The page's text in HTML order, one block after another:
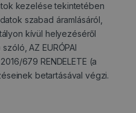
kezelése tekintetében
szabad áramlásáról,
kívül helyezéséről
AZ EURÓPAI
679 RENDELETE (a
betartásával végzi.